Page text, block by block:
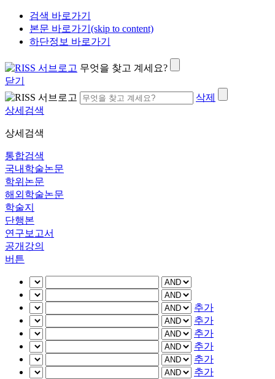
검색 바로가기
본문 바로가기(skip to content)
하단정보 바로가기
무엇을 찾고 계세요?
닫기
삭제
상세검색
상세검색
통합검색
국내학술논문
학위논문
해외학술논문
학술지
단행본
연구보고서
공개강의
버튼
추가
추가
추가
추가
추가
추가